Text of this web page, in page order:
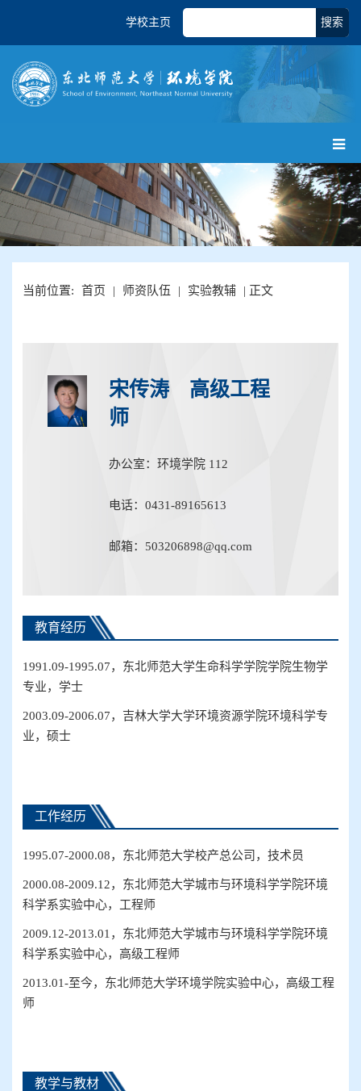
搜索
学校主页
当前位置: 首页 | 师资队伍 | 实验教辅 | 正文
宋传涛 高级工程
师
办公室：环境学院 112
电话：0431-89165613
邮箱：503206898@qq.com
教育经历
1991 .09-1995.07， 东北师范大学生命科学学院学院生物学
专业，学士
2003.09-2006.07， 吉林大学大学环境资源学院环境科学专
业， 硕士
工作经历
1995.07-2000.08， 东北师范大学校产总公司 ， 技术员
2000.08-2009.12，东北师范大学城市与环境科学学院环境
科学系实验中心，工程师
2009.12-2013.01 ，东北师范大学城市与环境科学学院环境
科学系实验中心，高级工程师
2013.01-至今，东北师范大学环境学院实验中心，高级工程
师
教学与教材